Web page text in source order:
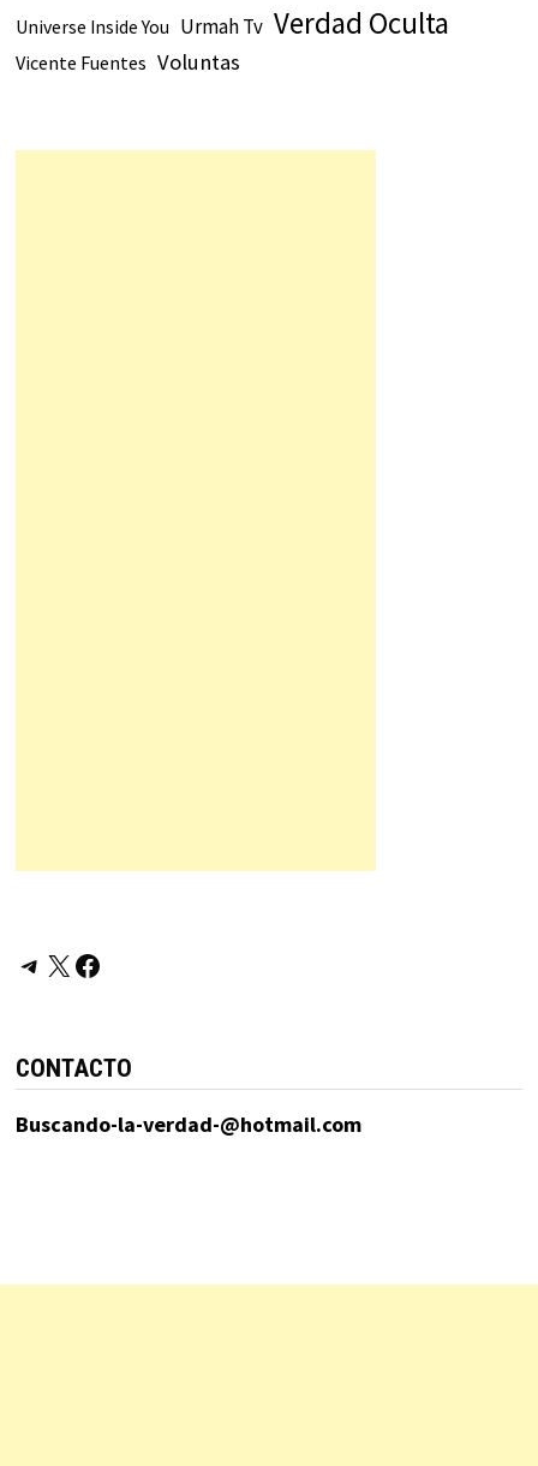
Universe Inside You Urmah Tv Verdad Oculta
Vicente Fuentes Voluntas
Telegram
X Facebook
CONTACTO
Buscando-la-verdad-@hotmail.com